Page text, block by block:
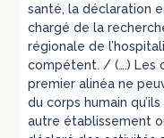
santé, la déclaration
chargé de la
régionale de
compétent. / (….) Les
premier alinéa ne
du corps humain
autre établissement